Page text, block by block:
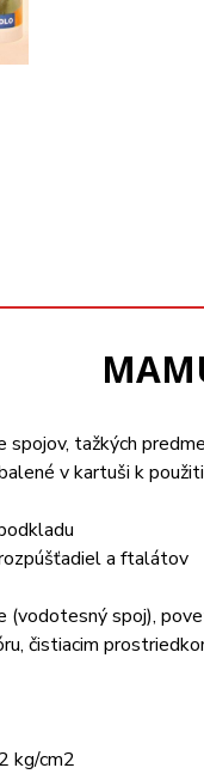
spojov, tažkých
v kartuši k
a ftalátov
(vodotesný spoj),
čistiacim
kg/cm2